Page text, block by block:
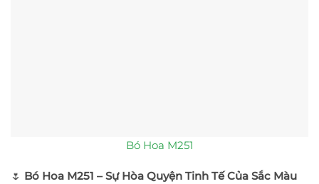
Bó Hoa M251
🌷 Bó Hoa M251 – Sự Hòa Quyện Tinh Tế Của Sắc Màu